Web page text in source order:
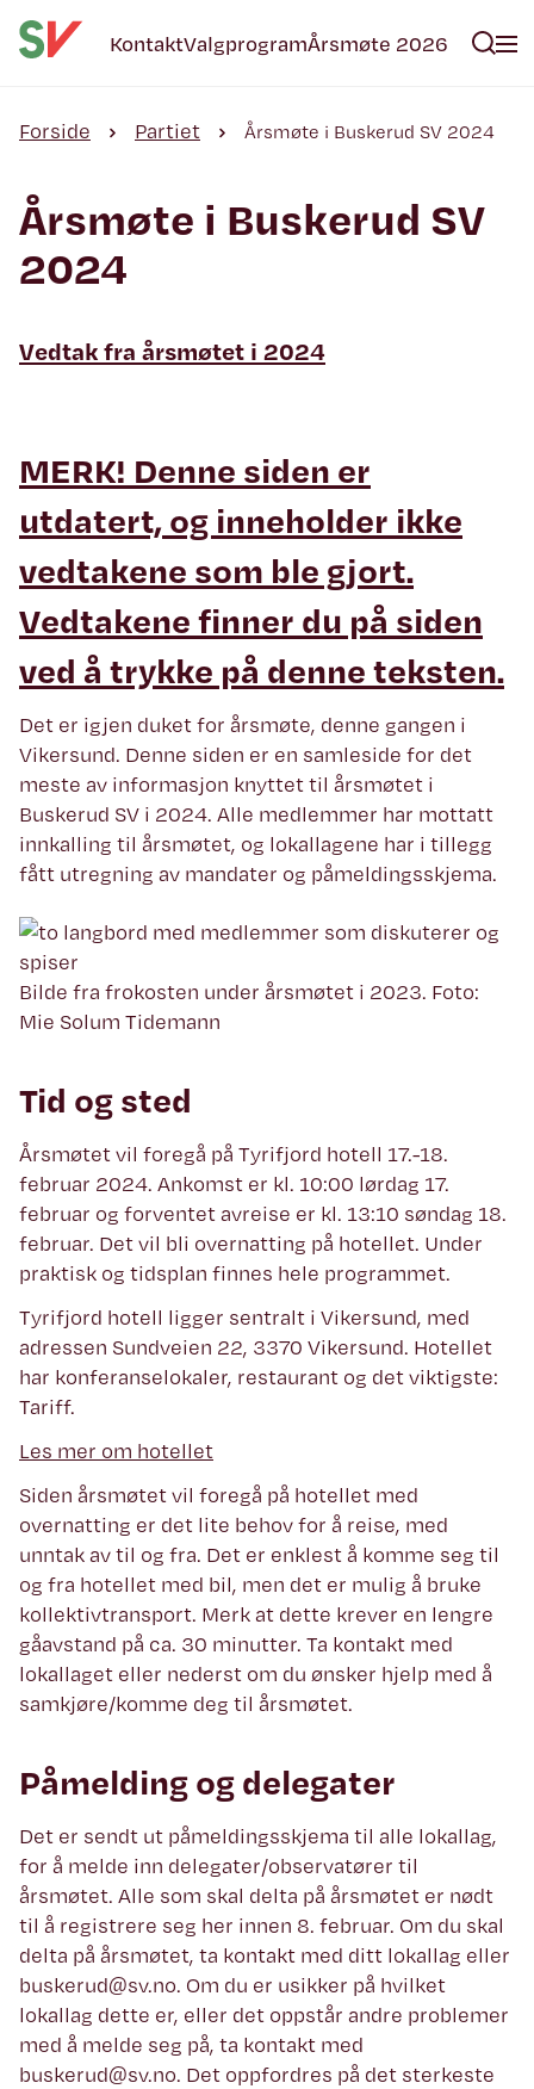
KontaktValgprogramÅrsmøte 2026
Forside Partiet Årsmøte i Buskerud SV 2024
Årsmøte i Buskerud SV
2024
Vedtak fra årsmøtet i 2024
MERK! Denne siden er
utdatert, og inneholder ikke
vedtakene som ble gjort.
Vedtakene finner du på siden
ved å trykke på denne teksten.
Det er igjen duket for årsmøte, denne gangen i
Vikersund. Denne siden er en samleside for det
meste av informasjon knyttet til årsmøtet i
Buskerud SV i 2024. Alle medlemmer har mottatt
innkalling til årsmøtet, og lokallagene har i tillegg
fått utregning av mandater og påmeldingsskjema.
Bilde fra frokosten under årsmøtet i 2023. Foto:
Mie Solum Tidemann
Tid og sted
Årsmøtet vil foregå på Tyrifjord hotell 17.-18.
februar 2024. Ankomst er kl. 10:00 lørdag 17.
februar og forventet avreise er kl. 13:10 søndag 18.
februar. Det vil bli overnatting på hotellet. Under
praktisk og tidsplan finnes hele programmet.
Tyrifjord hotell ligger sentralt i Vikersund, med
adressen Sundveien 22, 3370 Vikersund. Hotellet
har konferanselokaler, restaurant og det viktigste:
Tariff.
Les mer om hotellet
Siden årsmøtet vil foregå på hotellet med
overnatting er det lite behov for å reise, med
unntak av til og fra. Det er enklest å komme seg til
og fra hotellet med bil, men det er mulig å bruke
kollektivtransport. Merk at dette krever en lengre
gåavstand på ca. 30 minutter. Ta kontakt med
lokallaget eller nederst om du ønsker hjelp med å
samkjøre/komme deg til årsmøtet.
Påmelding og delegater
Det er sendt ut påmeldingsskjema til alle lokallag,
for å melde inn delegater/observatører til
årsmøtet. Alle som skal delta på årsmøtet er nødt
til å registrere seg her innen 8. februar. Om du skal
delta på årsmøtet, ta kontakt med ditt lokallag eller
buskerud@sv.no. Om du er usikker på hvilket
lokallag dette er, eller det oppstår andre problemer
med å melde seg på, ta kontakt med
buskerud@sv.no. Det oppfordres på det sterkeste